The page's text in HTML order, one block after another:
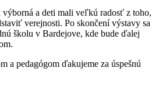
výborná a deti mali veľkú radosť z toho,
verejnosti. Po skončení výstavy sa
školu v Bardejove, kde bude ďalej
a pedagógom ďakujeme za úspešnú